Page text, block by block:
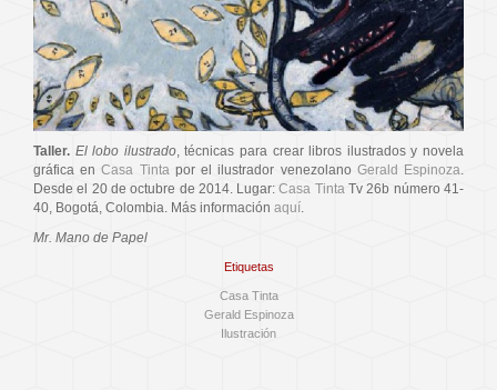
Taller. El lobo ilustrado, técnicas para crear libros ilustrados y novela
gráfica enCasa Tinta por el ilustrador venezolano Gerald Espinoza
Desde el 20 de octubre de 2014. Lugar:Casa Tinta Tv 26b número 41-
40, Bogotá, Colombia. Más información aquí
Mr. Mano de Papel
Etiquetas
Casa Tinta
Gerald Espinoza
Ilustración